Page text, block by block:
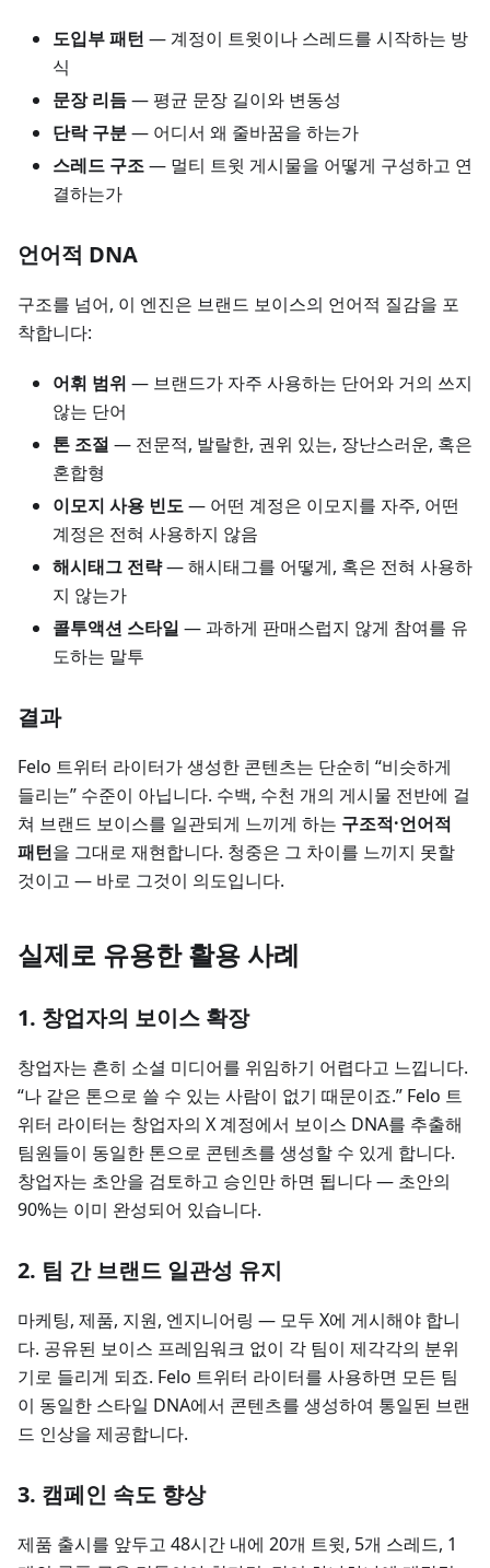
도입부 패턴 — 계정이 트윗이나 스레드를 시작하는 방
식
문장 리듬— 평균 문장 길이와 변동성
단락 구분— 어디서 왜 줄바꿈을 하는가
스레드 구조— 멀티 트윗 게시물을 어떻게 구성하고 연
결하는가
언어적 DNA
구조를 넘어, 이 엔진은 브랜드 보이스의 언어적 질감을 포
착합니다:
어휘 범위 — 브랜드가 자주 사용하는 단어와 거의 쓰지
않는 단어
톤 조절 — 전문적, 발랄한, 권위 있는, 장난스러운, 혹은
혼합형
이모지 사용 빈도— 어떤 계정은 이모지를 자주, 어떤
계정은 전혀 사용하지 않음
해시태그 전략— 해시태그를 어떻게, 혹은 전혀 사용하
지 않는가
콜투액션 스타일 — 과하게 판매스럽지 않게 참여를 유
도하는 말투
결과
Felo 트위터 라이터가 생성한 콘텐츠는 단순히 “비슷하게
들리는” 수준이 아닙니다. 수백, 수천 개의 게시물 전반에 걸
쳐 브랜드 보이스를 일관되게 느끼게 하는 구조적·언어적
패턴을 그대로 재현합니다. 청중은 그 차이를 느끼지 못할
것이고 — 바로 그것이 의도입니다.
실제로 유용한 활용 사례
1. 창업자의 보이스 확장
창업자는 흔히 소셜 미디어를 위임하기 어렵다고 느낍니다.
“나 같은 톤으로 쓸 수 있는 사람이 없기 때문이죠.” Felo 트
위터 라이터는 창업자의 X 계정에서 보이스 DNA를 추출해
팀원들이 동일한 톤으로 콘텐츠를 생성할 수 있게 합니다.
창업자는 초안을 검토하고 승인만 하면 됩니다 — 초안의
90%는 이미 완성되어 있습니다.
2. 팀 간 브랜드 일관성 유지
마케팅, 제품, 지원, 엔지니어링 — 모두 X에 게시해야 합니
다. 공유된 보이스 프레임워크 없이 각 팀이 제각각의 분위
기로 들리게 되죠. Felo 트위터 라이터를 사용하면 모든 팀
이 동일한 스타일 DNA에서 콘텐츠를 생성하여 통일된 브랜
드 인상을 제공합니다.
3. 캠페인 속도 향상
제품 출시를 앞두고 48시간 내에 20개 트윗, 5개 스레드, 1